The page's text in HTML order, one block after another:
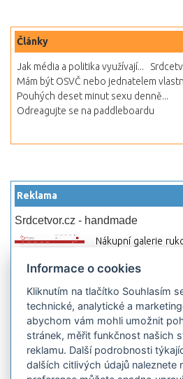
Články
Jak média a politika využívají...
Mám být OSVČ nebo jednatelem
Pouhých deset minut sexu denně...
Odreagujte se na paddleboardu
Reklama
Srdcetvor.cz - handmade
Nákupní galerie
začít prodávat nebo
Hledej-
hosting
Přehled
hosting
pokročilého
Najděte si
Informace o cookies
Kliknutím na tlačítko Souhlasím
technické, analytické a
abychom vám mohli umožnit
stránek, měřit funkčnost našich
reklamu. Další podrobnosti
dalších citlivých údajů naleznete